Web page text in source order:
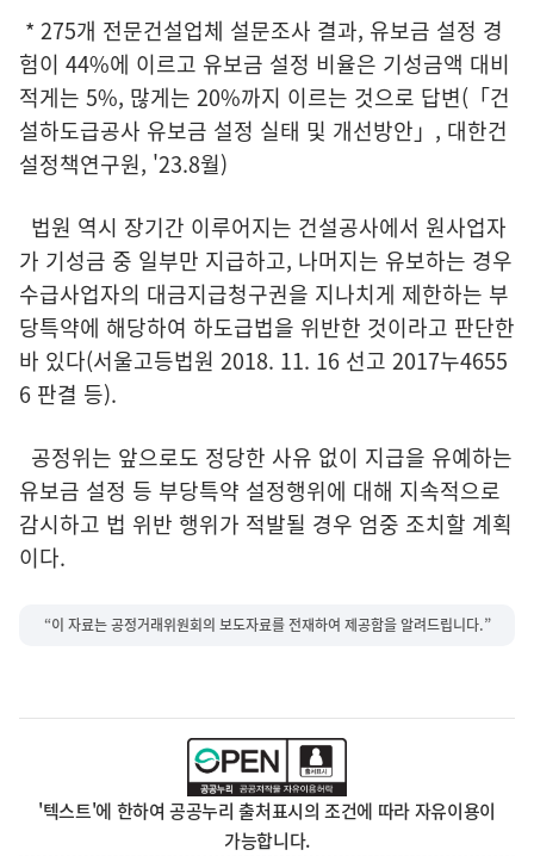
* 275개 전문건설업체 설문조사 결과, 유보금 설정 경
험이 44%에 이르고 유보금 설정 비율은 기성금액 대비
적게는 5%, 많게는 20%까지 이르는 것으로 답변(「건
설하도급공사 유보금 설정 실태 및 개선방안」, 대한건
설정책연구원, '23.8월)
법원 역시 장기간 이루어지는 건설공사에서 원사업자
가 기성금 중 일부만 지급하고, 나머지는 유보하는 경우
수급사업자의 대금지급청구권을 지나치게 제한하는 부
당특약에 해당하여 하도급법을 위반한 것이라고 판단한
바 있다(서울고등법원 2018. 11. 16 선고 2017누4655
6 판결 등).
공정위는 앞으로도 정당한 사유 없이 지급을 유예하는
유보금 설정 등 부당특약 설정행위에 대해 지속적으로
감시하고 법 위반 행위가 적발될 경우 엄중 조치할 계획
이다.
“이 자료는 공정거래위원회의 보도자료를 전재하여 제공함을 알려드립니다.”
'텍스트'에 한하여 공공누리 출처표시의 조건에 따라 자유이용이
가능합니다.